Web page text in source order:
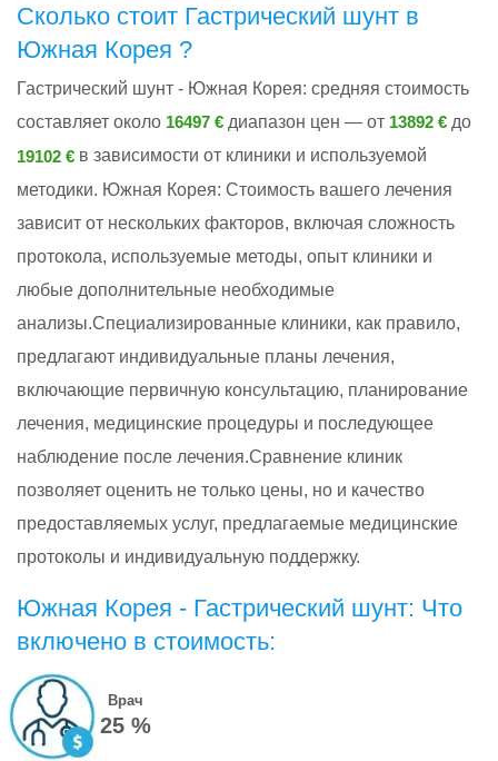
Сколько стоит Гастрический шунт в
Южная Корея ?
Гастрический шунт - Южная Корея: cредняя стоимость
составляет около 16497 € диапазон цен — от 13892 € до
19102 € в зависимости от клиники и используемой
методики. Южная Корея: Стоимость вашего лечения
зависит от нескольких факторов, включая сложность
протокола, используемые методы, опыт клиники и
любые дополнительные необходимые
анализы.Специализированные клиники, как правило,
предлагают индивидуальные планы лечения,
включающие первичную консультацию, планирование
лечения, медицинские процедуры и последующее
наблюдение после лечения.Сравнение клиник
позволяет оценить не только цены, но и качество
предоставляемых услуг, предлагаемые медицинские
протоколы и индивидуальную поддержку.
Южная Корея - Гастрический шунт: Что
включено в стоимость:
Врач
25 %